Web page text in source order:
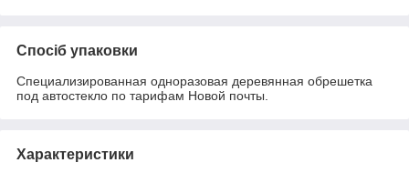
Спосіб упаковки
Специализированная одноразовая деревянная обрешетка
под автостекло по тарифам Новой почты.
Характеристики